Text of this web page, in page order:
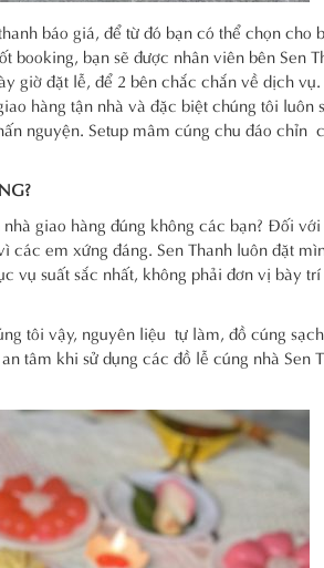
báo giá, để từ đó bạn có thể chọn cho
bạn sẽ được nhân viên bên Sen
giờ đặt lễ, để 2 bên chắc chắn về dịch
hàng tận nhà và đặc biệt chúng tôi luôn
nguyện. Setup mâm cúng chu đáo chỉn
giao hàng đúng không các bạn? Đối
các em xứng đáng. Sen Thanh luôn đặt
vụ suất sắc nhất, không phải đơn vị bày
tôi vậy, nguyên liệu tự làm, đồ cúng
tâm khi sử dụng các đồ lễ cúng nhà Sen